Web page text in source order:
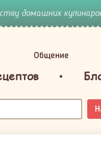
домашних
Общение